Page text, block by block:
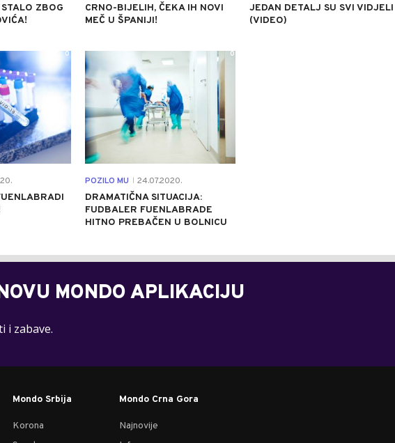
ZBOG
CRNO-BIJELIH, ČEKA IH NOVI
MEČ U ŠPANIJI!
JEDAN DETALJ SU SVI VIDJELI
(VIDEO)
0
POZILO MU 24.07.2020.
DRAMATIČNA SITUACIJA:
FUDBALER FUENLABRADE
HITNO PREBAČEN U BOLNICU
0
MONDO APLIKACIJU
i zabave.
Mondo Srbija
Korona
Mondo Crna Gora
Najnovije